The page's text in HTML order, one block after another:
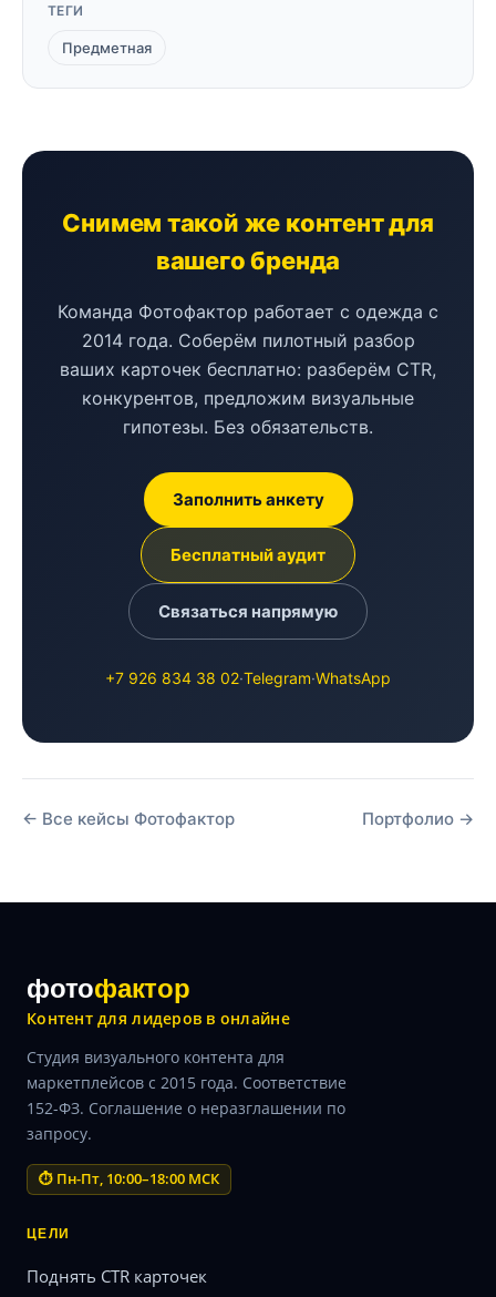
ТЕГИ
Предметная
Снимем такой же контент для
вашего бренда
Команда Фотофактор работает с одежда с
2014 года. Соберём пилотный разбор
ваших карточек бесплатно: разберём CTR,
конкурентов, предложим визуальные
гипотезы. Без обязательств.
Заполнить анкету
Бесплатный аудит
Связаться напрямую
+7 926 834 38 02·Telegram·WhatsApp
← Все кейсы Фотофактор Портфолио →
фотофактор
Контент для лидеров в онлайне
Студия визуального контента для
маркетплейсов с 2015 года. Соответствие
152-ФЗ. Соглашение о неразглашении по
запросу.
⏱ Пн-Пт, 10:00–18:00 МСК
ЦЕЛИ
Поднять CTR карточек